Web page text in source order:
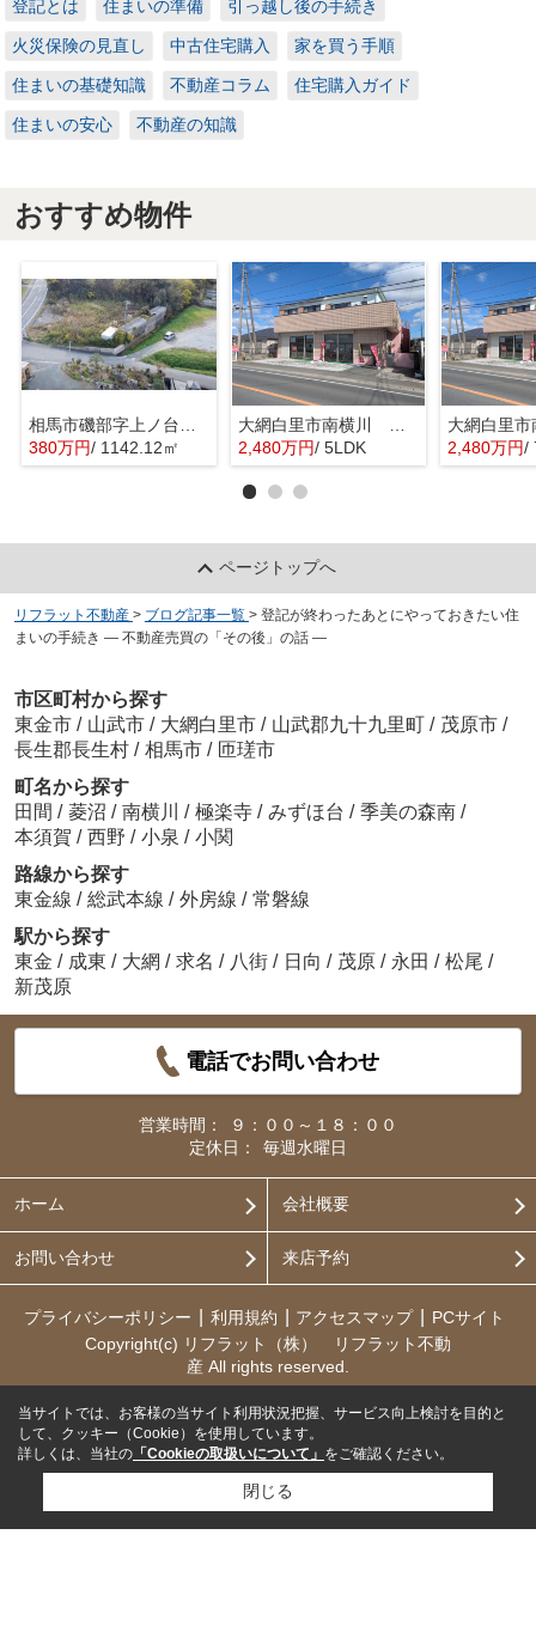
登記とは 住まいの準備 引っ越し後の手続き
火災保険の見直し 中古住宅購入 家を買う手順
住まいの基礎知識 不動産コラム 住宅購入ガイド
住まいの安心 不動産の知識
おすすめ物件
380万円/ 1142.12㎡
2,480万円/ 5LDK 2,480万円/
ページトップへ
リフラット不動産 > ブログ記事一覧 > 登記が終わったあとにやっておきたい住
まいの手続き ― 不動産売買の「その後」の話 ―
市区町村から探す
東金市 / 山武市 / 大網白里市 / 山武郡九十九里町 / 茂原市 /
長生郡長生村 / 相馬市 / 匝瑳市
町名から探す
田間 / 菱沼 / 南横川 / 極楽寺 / みずほ台 / 季美の森南 /
本須賀 / 西野 / 小泉 / 小関
路線から探す
東金線 / 総武本線 / 外房線 / 常磐線
駅から探す
東金 / 成東 / 大網 / 求名 / 八街 / 日向 / 茂原 / 永田 / 松尾 /
新茂原
電話でお問い合わせ
営業時間：
９：００～１８：００
定休日：
毎週水曜日
ホーム 会社概要
お問い合わせ 来店予約
プライバシーポリシー 利用規約 アクセスマップ
PCサイト
Copyright(c) リフラット（株） リフラット不動
産 All rights reserved.
当サイトでは、お客様の当サイト利用状況把握、サービス向上検討を目的と
して、クッキー（Cookie）を使用しています。
詳しくは、当社の 「Cookieの取扱いについて」 をご確認ください。
閉じる